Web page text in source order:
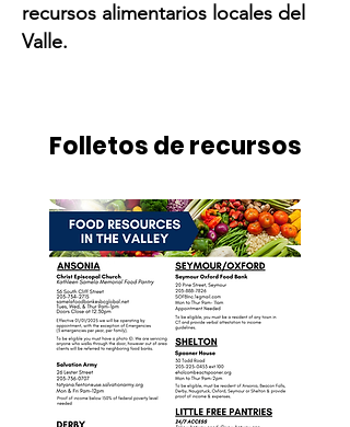
recursos alimentarios locales del
Valle.
Folletos de recursos